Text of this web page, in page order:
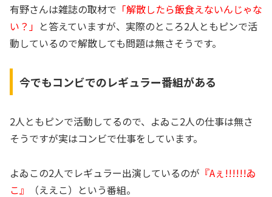
有野さんは雑誌の取材で 「解散したら飯食えないんじゃな
い？」 と答えていますが、実際のところ2人ともピンで活
動しているので解散しても問題は無さそうです。
今でもコンビでのレギュラー番組がある
2人ともピンで活動してるので、よゐこ2人の仕事は無さ
そうですが実はコンビで仕事をしています。
よゐこの2人でレギュラー出演しているのが 『Aぇ!!!!!!ゐ
こ』
（ええこ）という番組。